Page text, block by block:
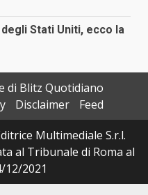
Stati Uniti, ecco la
di Blitz Quotidiano
Disclaimer
Feed
Multimediale S.r.l.
al Tribunale di Roma al
12/2021